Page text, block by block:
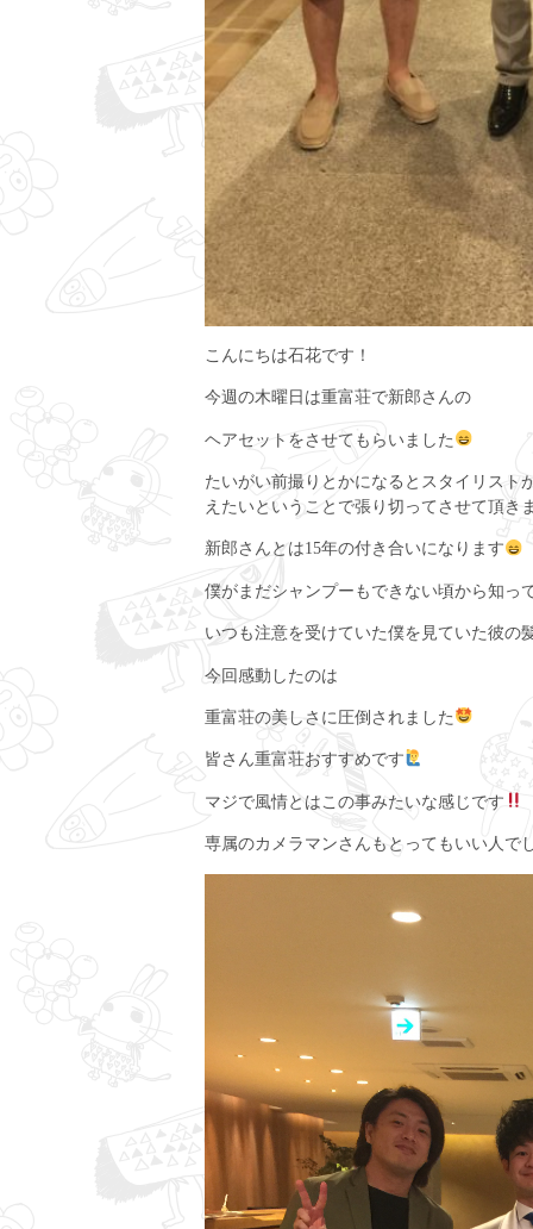
こんにちは石花です！
今週の木曜日は重富荘で新郎さんの
ヘアセットをさせてもらいました
たいがい前撮りとかになるとスタイリスト
えたいということで張り切ってさせて頂き
新郎さんとは15年の付き合いになります
僕がまだシャンプーもできない頃から知っ
いつも注意を受けていた僕を見ていた彼の
今回感動したのは
重富荘の美しさに圧倒されました
皆さん重富荘おすすめです
マジで風情とはこの事みたいな感じです
専属のカメラマンさんもとってもいい人で